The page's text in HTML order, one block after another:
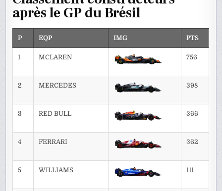
après le GP du Brésil
P EQP IMG PTS
1 MCLAREN 756
2 MERCEDES 398
3 RED BULL 366
4 FERRARI 362
5 WILLIAMS 111